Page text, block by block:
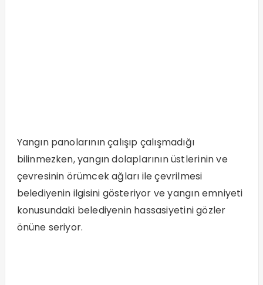
Yangın panolarının çalışıp çalışmadığı
bilinmezken, yangın dolaplarının üstlerinin ve
çevresinin örümcek ağları ile çevrilmesi
belediyenin ilgisini gösteriyor ve yangın emniyeti
konusundaki belediyenin hassasiyetini gözler
önüne seriyor.